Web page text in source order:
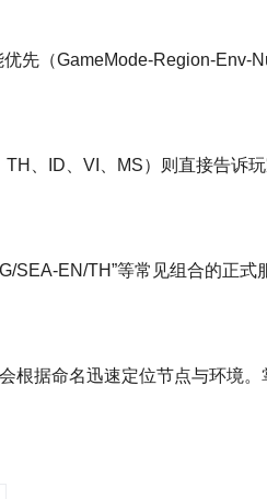
（GameMode-Region-Env-
、ID、VI、MS）则直接告诉
EN/TH”等常见组合的正
据命名迅速定位节点与环境